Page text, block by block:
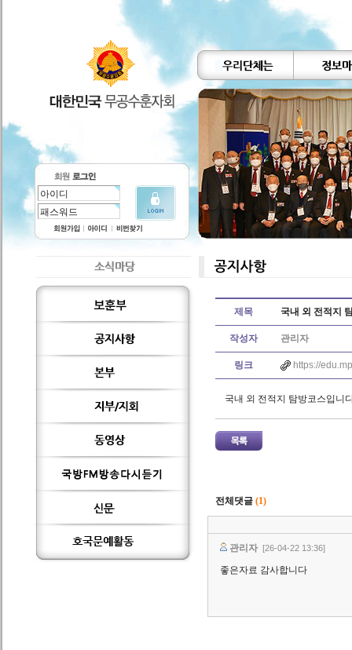
제목 국내 외 전적지
작성자 관리자
링크 https://
국내 외 전적지 탐방코스입니
전체댓글 (1)
관리자 [26-04-22 13:36]
좋은자료 감사합니다